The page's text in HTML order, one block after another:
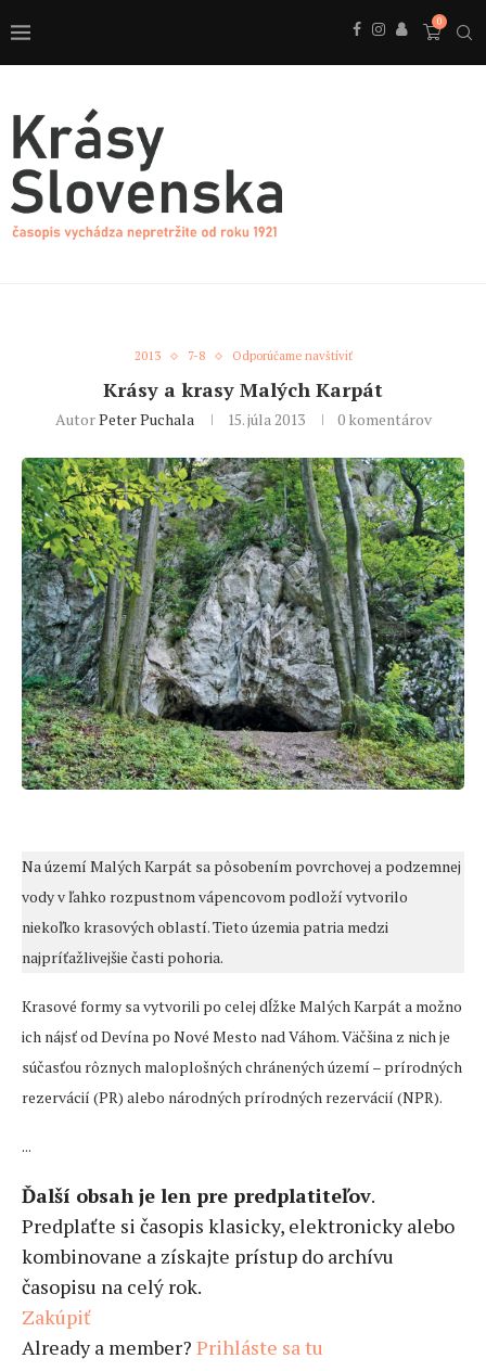
0
2013 7-8 Odporúčame navštíviť
Krásy a krasy Malých Karpát
AutorPeter Puchala 15. júla 2013 0 komentárov
Na území Malých Karpát sa pôsobením povrchovej a podzemnej
vody v ľahko rozpustnom vápencovom podloží vytvorilo
niekoľko krasových oblastí. Tieto územia patria medzi
najpríťažlivejšie časti pohoria.
Krasové formy sa vytvorili po celej dĺžke Malých Karpát a možno
ich nájsť od Devína po Nové Mesto nad Váhom. Väčšina z nich je
súčasťou rôznych maloplošných chránených území – prírodných
rezervácií (PR) alebo národných prírodných rezervácií (NPR).
...
Ďalší obsah je len pre predplatiteľov.
Predplaťte si časopis klasicky, elektronicky alebo
kombinovane a získajte prístup do archívu
časopisu na celý rok.
Zakúpiť
Already a member? Prihláste sa tu